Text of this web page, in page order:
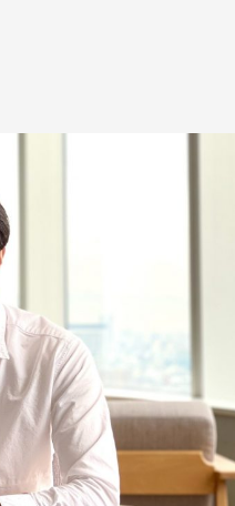
エンジニアリング
エンジニアリング
コーポレートエンジニアリング
セキュリティエンジニアリング